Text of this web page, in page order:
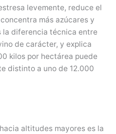
levemente, reduce el
más azúcares y
la diferencia técnica entre
de carácter, y explica
kilos por hectárea puede
distinto a uno de 12.000
altitudes mayores es la